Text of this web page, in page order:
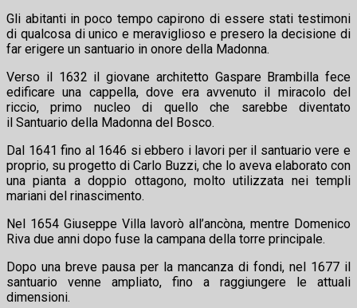
Gli abitanti in poco tempo capirono di essere stati testimoni
di qualcosa di unico e meraviglioso e presero la decisione di
far erigere un santuario in onore della Madonna.
Verso il 1632 il giovane architetto Gaspare Brambilla fece
edificare una cappella, dove era avvenuto il miracolo del
riccio, primo nucleo di quello che sarebbe diventato
il Santuario della Madonna del Bosco.
Dal 1641 fino al 1646 si ebbero i lavori per il santuario vere e
proprio, su progetto di Carlo Buzzi, che lo aveva elaborato con
una pianta a doppio ottagono, molto utilizzata nei templi
mariani del rinascimento.
Nel 1654 Giuseppe Villa lavorò all’ancòna, mentre Domenico
Riva due anni dopo fuse la campana della torre principale.
Dopo una breve pausa per la mancanza di fondi, nel 1677 il
santuario venne ampliato, fino a raggiungere le attuali
dimensioni.